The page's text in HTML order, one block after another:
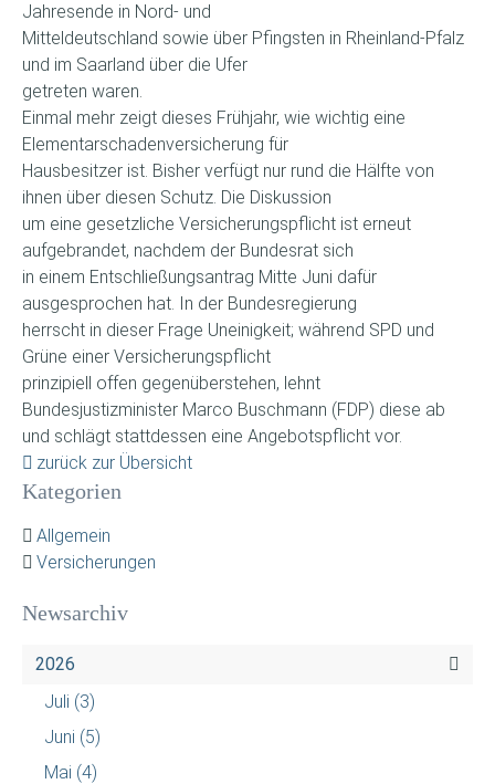
Jahresende in Nord- und
Mitteldeutschland sowie über Pfingsten in Rheinland-Pfalz
und im Saarland über die Ufer
getreten waren.
Einmal mehr zeigt dieses Frühjahr, wie wichtig eine
Elementarschadenversicherung für
Hausbesitzer ist. Bisher verfügt nur rund die Hälfte von
ihnen über diesen Schutz. Die Diskussion
um eine gesetzliche Versicherungspflicht ist erneut
aufgebrandet, nachdem der Bundesrat sich
in einem Entschließungsantrag Mitte Juni dafür
ausgesprochen hat. In der Bundesregierung
herrscht in dieser Frage Uneinigkeit; während SPD und
Grüne einer Versicherungspflicht
prinzipiell offen gegenüberstehen, lehnt
Bundesjustizminister Marco Buschmann (FDP) diese ab
und schlägt stattdessen eine Angebotspflicht vor.
zurück zur Übersicht
Kategorien
Allgemein
Versicherungen
Newsarchiv
2026
Juli (3)
Juni (5)
Mai (4)